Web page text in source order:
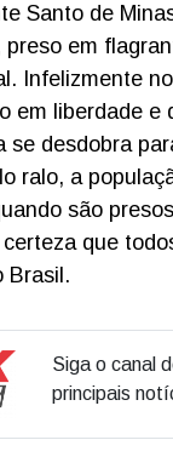
Santo de
preso em
Infelizmente
em liberdade
se desdobra
ralo, a
são
certeza que
Brasil.
Siga o canal
principais